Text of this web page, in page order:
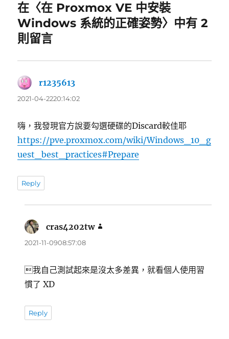
在〈在 Proxmox VE 中安裝
Windows 系統的正確姿勢〉中有 2
則留言
r1235613
示:
2021-04-2220:14:02
嗨，我發現官方說要勾選硬碟的Discard較佳耶
https://pve.proxmox.com/wiki/Windows_10_g
uest_best_practices#Prepare
Reply
cras4202tw
2021-11-0908:57:08
我自己測試起來是沒太多差異，就看個人使用習
慣了 XD
Reply